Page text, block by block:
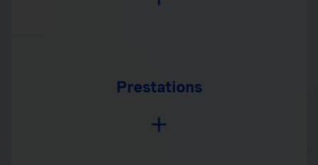
Prestations